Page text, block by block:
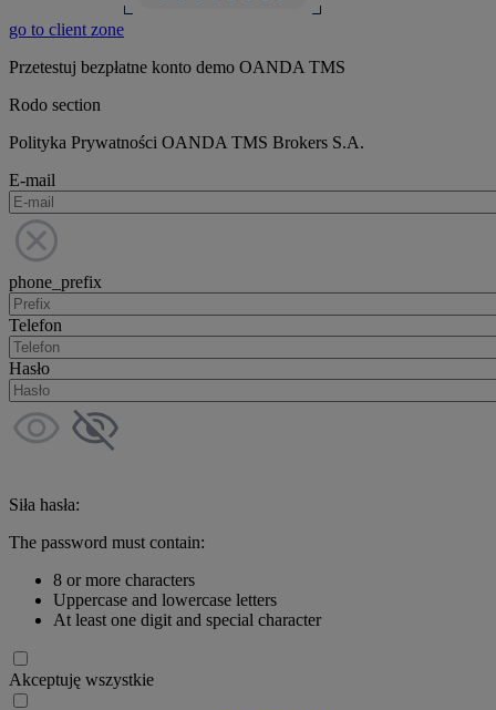
go to client zone
Przetestuj bezpłatne konto demo OANDA TMS
Rodo section
Polityka Prywatności OANDA TMS Brokers S.A.
E-mail
phone_prefix
Telefon
Hasło
Siła hasła:
The password must contain:
8 or more characters
Uppercase and lowercase letters
At least one digit and special character
Akceptuję wszystkie